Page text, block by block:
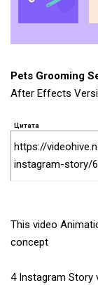
Pets Grooming
After Effects
Цитата
https://
instagram-story/
This video
concept
4 Instagram Story